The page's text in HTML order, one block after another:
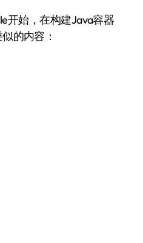
开始，在构建Java容器
的内容：